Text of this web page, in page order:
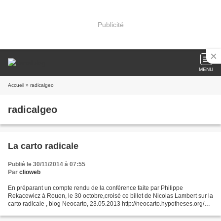
Publicité
MENU
Accueil » radicalgeo
radicalgeo
La carto radicale
Publié le 30/11/2014 à 07:55
Par clioweb
En préparant un compte rendu de la conférence faite par Philippe
Rekacewicz à Rouen, le 30 octobre,croisé ce billet de Nicolas Lambert sur la
carto radicale , blog Neocarto, 23.05.2013 http://neocarto.hypotheses.org/15